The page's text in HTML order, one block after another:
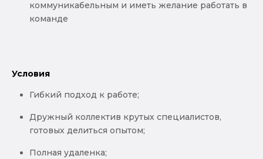
коммуникабельным и иметь желание работать в
команде
Условия
Гибкий подход к работе;
Дружный коллектив крутых специалистов,
готовых делиться опытом;
Полная удаленка;